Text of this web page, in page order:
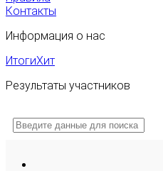
Контакты
Информация о нас
ИтогиХит
Результаты участников